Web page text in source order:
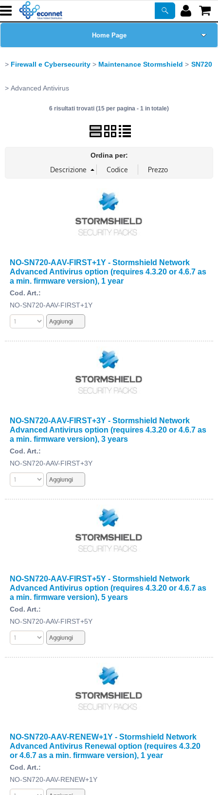
Home Page
Corsi
ASSISTENZA
Certificazioni
Firewall e Cybersecurity Maintenance Stormshield SN720
Advanced Antivirus
6 risultati trovati (15 per pagina - 1 in totale)
Ordina per:
NO-SN720-AAV-FIRST+1Y - Stormshield Network
Advanced Antivirus option (requires 4.3.20 or 4.6.7 as
a min. firmware version), 1 year
Cod. Art.:
NO-SN720-AAV-FIRST+1Y
NO-SN720-AAV-FIRST+3Y - Stormshield Network
Advanced Antivirus option (requires 4.3.20 or 4.6.7 as
a min. firmware version), 3 years
Cod. Art.:
NO-SN720-AAV-FIRST+3Y
NO-SN720-AAV-FIRST+5Y - Stormshield Network
Advanced Antivirus option (requires 4.3.20 or 4.6.7 as
a min. firmware version), 5 years
Cod. Art.:
NO-SN720-AAV-FIRST+5Y
NO-SN720-AAV-RENEW+1Y - Stormshield Network
Advanced Antivirus Renewal option (requires 4.3.20
or 4.6.7 as a min. firmware version), 1 year
Cod. Art.:
NO-SN720-AAV-RENEW+1Y